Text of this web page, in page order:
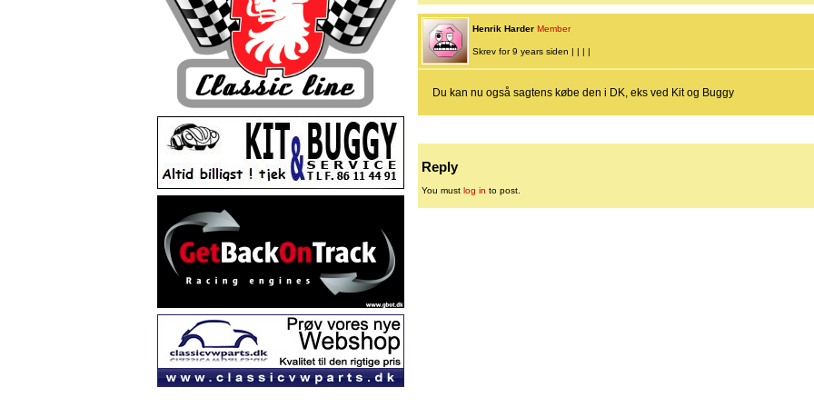
Henrik Harder Member
Skrev for 9 years siden | | | |
Du kan nu også sagtens købe den i DK, eks ved Kit og Buggy
Reply
You must log in to post.